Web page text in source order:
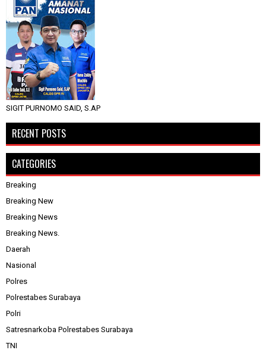
SIGIT PURNOMO SAID, S.AP
RECENT POSTS
CATEGORIES
Breaking
Breaking New
Breaking News
Breaking News.
Daerah
Nasional
Polres
Polrestabes Surabaya
Polri
Satresnarkoba Polrestabes Surabaya
TNI